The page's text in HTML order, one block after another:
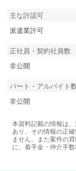
主な許認可
派遣業許可
正社員・契約社員数
非公開
パート・アルバイト
非公開
本資料記載の情報は
あり、その情報の正
ません。また案件の
に、着手金・仲介手